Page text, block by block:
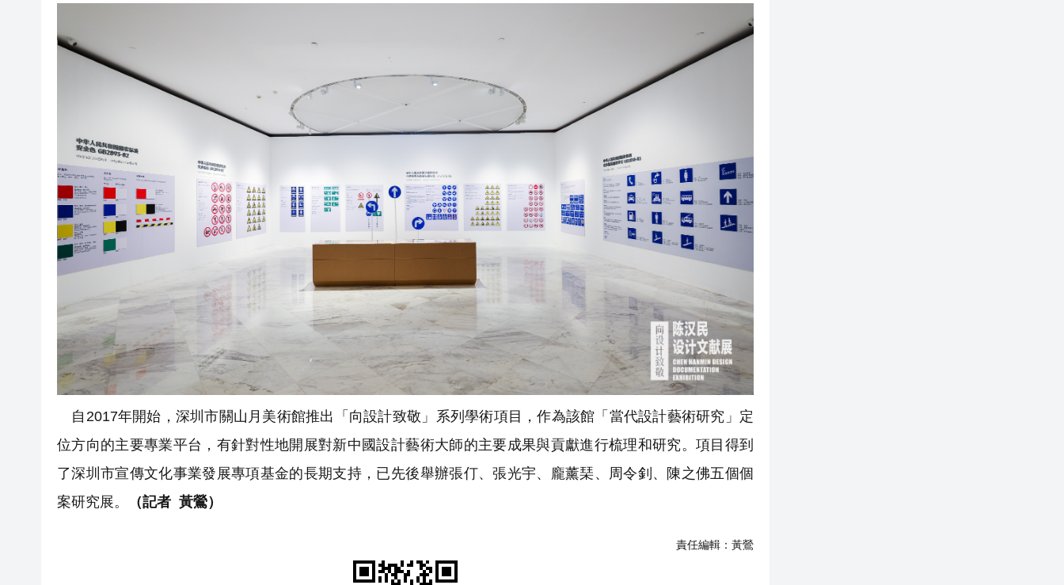
自2017年開始，深圳市關山月美術館推出「向設計致敬」系列學術項目，作為該館「當代設計藝術研究」定
位方向的主要專業平台，有針對性地開展對新中國設計藝術大師的主要成果與貢獻進行梳理和研究。項目得到
了深圳市宣傳文化事業發展專項基金的長期支持，已先後舉辦張仃、張光宇、龐薰琹、周令釗、陳之佛五個個
案研究展。
（記者 黃鶯）
責任編輯： 黃鶯